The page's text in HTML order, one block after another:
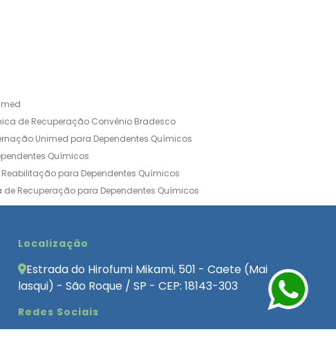
de Recuperação Convênio Bradesco
Unimed para Dependentes Químicos
Químicos
para Dependentes Químicos
de Recuperação para Dependentes Químicos
Via Convênio Médico SulAmérica
Clinica de Recuperação Alcoolismo
Evangélica
Clínica de Recuperação para Alcoólatra
Químicos
Clinica Dependencia Quimica
Involuntaria para Dependentes Quimicos
Dependentes Químicos Particular
Localização
Estrada do Hirofumi Mikami, 501 - Caete (Mai
lasqui) - São Roque / SP - CEP: 18143-303
Redes Sociais